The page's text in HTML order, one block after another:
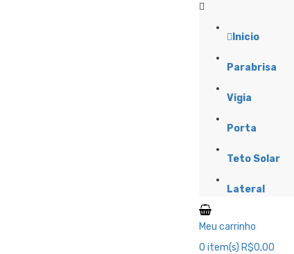
Inicio
Parabrisa
Vigia
Porta
Teto Solar
Lateral
Meu carrinho
0 item(s) R$0,00